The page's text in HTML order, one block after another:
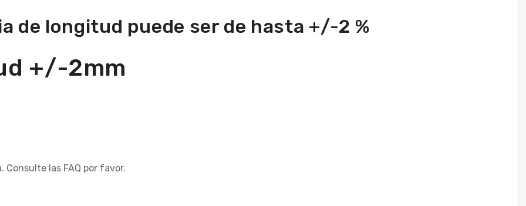
de longitud puede ser de hasta +/-2 %
+/-2mm
las FAQ por favor.